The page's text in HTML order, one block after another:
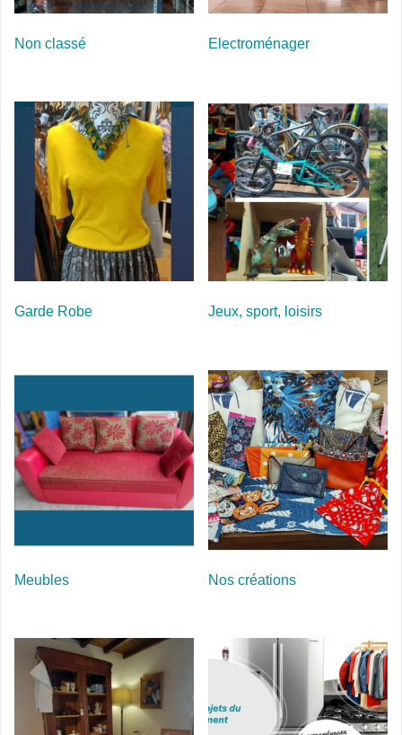
Non classé Electroménager
Garde Robe Jeux, sport, loisirs
Meubles Nos créations